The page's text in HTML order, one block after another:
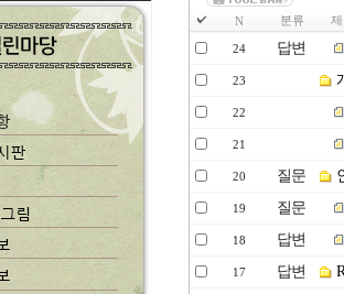
N 분류 제
24 답변
23
22
21
20 질문
19 질문
18 답변
17 답변